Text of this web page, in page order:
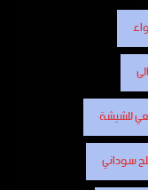
للشيشة
سوداني